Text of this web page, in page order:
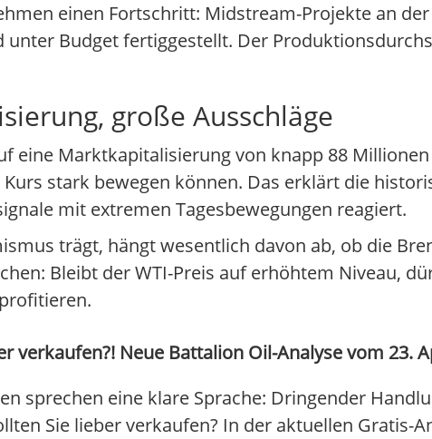
einen Fortschritt: Midstream-Projekte an
Budget fertiggestellt. Der
große Ausschläge
eine Marktkapitalisierung von knapp 88
stark bewegen können. Das erklärt die
mit extremen Tagesbewegungen reagiert.
trägt, hängt wesentlich davon ab, ob die
Bleibt der WTI-Preis auf erhöhtem Niveau,
verkaufen?! Neue Battalion Oil-Analyse vom 23.
sprechen eine klare Sprache: Dringender
Sie lieber verkaufen? In der aktuellen Gratis-